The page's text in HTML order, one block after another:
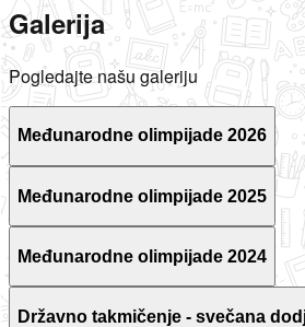
Galerija
Pogledajte našu galeriju
Međunarodne olimpijade 2026
Međunarodne olimpijade 2025
Međunarodne olimpijade 2024
Državno takmičenje - svečana